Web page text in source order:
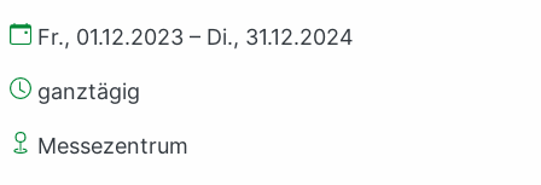
Fr., 01.12.2023 – Di., 31.12.2024
ganztägig
Messezentrum